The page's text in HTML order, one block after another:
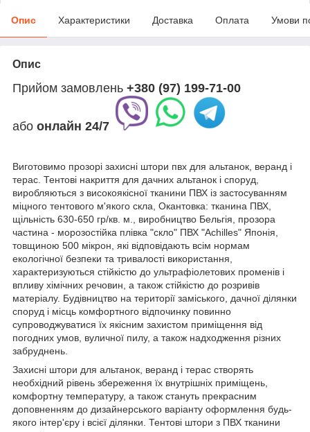
Опис Характеристики Доставка Оплата Умови
Опис
Прийом замовлень +380 (97) 199-71-00
або онлайн 24/7
Виготовимо прозорі захисні штори пвх для альтанок, веранд і
терас. Тентові накриття для дачних альтанок і споруд,
виробляються з високоякісної тканини ПВХ із застосуванням
міцного тентового м'якого скла, Окантовка: тканина ПВХ,
щільність 630-650 гр/кв. м., виробництво Бельгія, прозора
частина - морозостійка плівка "скло" ПВХ "Achilles" Японія,
товщиною 500 мікрон, які відповідають всім нормам
екологічної безпеки та тривалості використання,
характеризуються стійкістю до ультрафіолетових променів і
впливу хімічних речовин, а також стійкістю до розривів
матеріалу. Будівництво на території заміського, дачної ділянки
споруд і місць комфортного відпочинку повинно
супроводжуватися їх якісним захистом приміщення від
погодних умов, вуличної пилу, а також надходження різних
забруднень.
Захисні штори для альтанок, веранд і терас створять
необхідний рівень збереження їх внутрішніх приміщень,
комфортну температуру, а також стануть прекрасним
доповненням до дизайнерського варіанту оформлення будь-
якого інтер'єру і всієї ділянки. Тентові штори з ПВХ тканини